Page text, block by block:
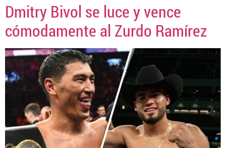
Dmitry Bivol se luce y vence
cómodamente al Zurdo Ramírez